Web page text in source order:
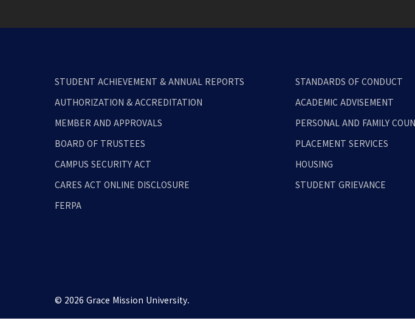
STUDENT ACHIEVEMENT & ANNUAL REPORTS
AUTHORIZATION & ACCREDITATION
MEMBER AND APPROVALS
BOARD OF TRUSTEES
CAMPUS SECURITY ACT
CARES ACT ONLINE DISCLOSURE
FERPA
STANDARDS OF CONDUCT
ACADEMIC ADVISEMENT
PERSONAL AND FAMILY
PLACEMENT SERVICES
HOUSING
STUDENT GRIEVANCE
© 2026 Grace Mission University.